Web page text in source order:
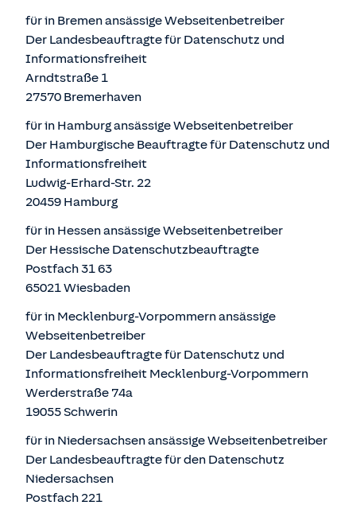
für in Bremen ansässige Webseitenbetreiber
Der Landesbeauftragte für Datenschutz und
Informationsfreiheit
Arndtstraße 1
27570 Bremerhaven
für in Hamburg ansässige Webseitenbetreiber
Der Hamburgische Beauftragte für Datenschutz und
Informationsfreiheit
Ludwig-Erhard-Str. 22
20459 Hamburg
für in Hessen ansässige Webseitenbetreiber
Der Hessische Datenschutzbeauftragte
Postfach 31 63
65021 Wiesbaden
für in Mecklenburg-Vorpommern ansässige
Webseitenbetreiber
Der Landesbeauftragte für Datenschutz und
Informationsfreiheit Mecklenburg-Vorpommern
Werderstraße 74a
19055 Schwerin
für in Niedersachsen ansässige Webseitenbetreiber
Der Landesbeauftragte für den Datenschutz
Niedersachsen
Postfach 221